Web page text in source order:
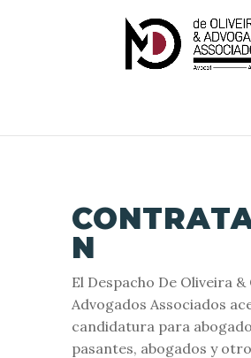
N
El Despacho De Oliveira &
Advogados Associados
candidatura para
pasantes, abogados y